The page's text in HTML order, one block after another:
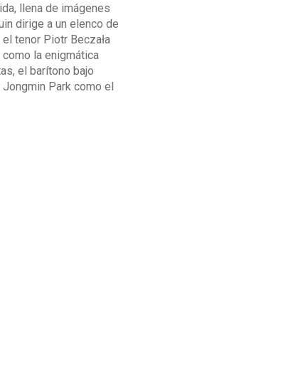
llena de imágenes
dirige a un elenco de
tenor Piotr Beczała
la enigmática
el barítono bajo
Park como el